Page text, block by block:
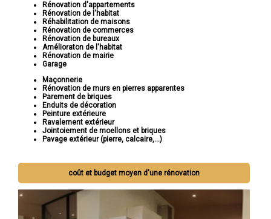
Rénovation d'appartements
Rénovation de l'habitat
Réhabilitation de maisons
Rénovation de commerces
Rénovation de bureaux
Amélioraton de l'habitat
Rénovation de mairie
Garage
Maçonnerie
Rénovation de murs en pierres apparentes
Parement de briques
Enduits de décoration
Peinture extérieure
Ravalement extérieur
Jointoiement de moellons et briques
Pavage extérieur (pierre, calcaire,...)
coût et budget moyen d'une rénovation